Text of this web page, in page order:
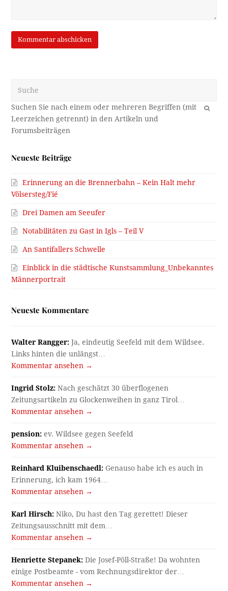
OK
Neueste Beiträge
Erinnerung an die Brennerbahn – Kein Halt mehr
Völsersteg/Fié
Drei Damen am Seeufer
Notabilitäten zu Gast in Igls – Teil V
An Santifallers Schwelle
Einblick in die städtische Kunstsammlung_Unbekanntes
Männerportrait
Neueste Kommentare
Walter Rangger: Ja, eindeutig Seefeld mit dem Wildsee.
Links hinten die unlängst…
Kommentar ansehen →
Ingrid Stolz: Nach geschätzt 30 überflogenen
Zeitungsartikeln zu Glockenweihen in ganz Tirol…
Kommentar ansehen →
pension: ev. Wildsee gegen Seefeld
Kommentar ansehen →
Reinhard Kluibenschaedl: Genauso habe ich es auch in
Erinnerung, ich kam 1964…
Kommentar ansehen →
Karl Hirsch: Niko, Du hast den Tag gerettet! Dieser
Zeitungsausschnitt mit dem…
Kommentar ansehen →
Henriette Stepanek: Die Josef-Pöll-Straße! Da wohnten
einige Postbeamte - vom Rechnungsdirektor der…
Kommentar ansehen →